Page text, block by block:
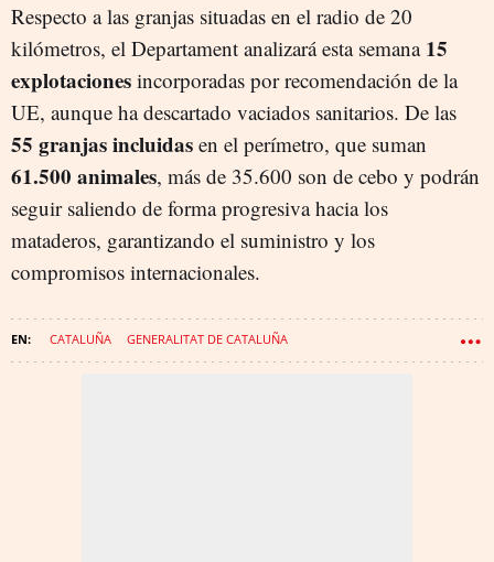
Respecto a las granjas situadas en el radio de 20
kilómetros, el Departament analizará esta semana 15
explotaciones incorporadas por recomendación de la
UE, aunque ha descartado vaciados sanitarios. De las
55 granjas incluidas en el perímetro, que suman
61.500 animales, más de 35.600 son de cebo y podrán
seguir saliendo de forma progresiva hacia los
mataderos, garantizando el suministro y los
compromisos internacionales.
CATALUÑA GENERALITAT DE CATALUÑA